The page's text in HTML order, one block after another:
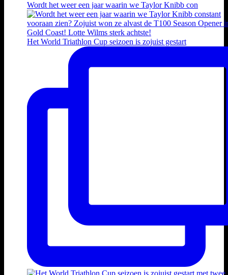
Wordt het weer een jaar waarin we Taylor Knibb con
Het World Triathlon Cup seizoen is zojuist gestart